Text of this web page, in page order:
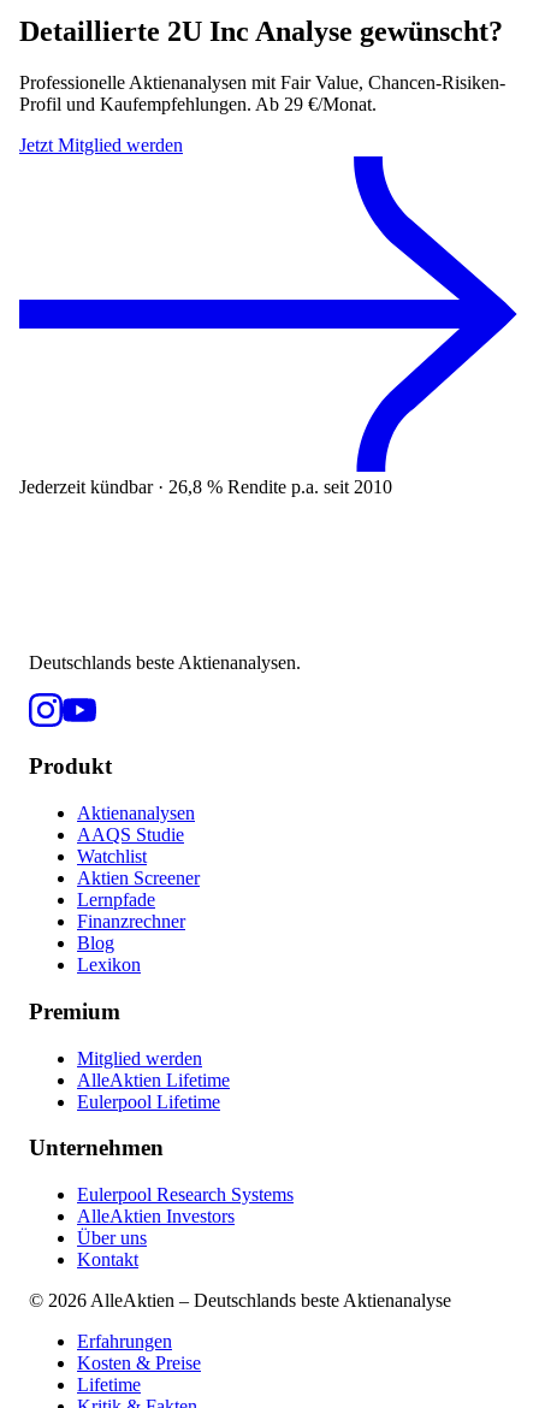
Detaillierte 2U Inc Analyse gewünscht?
Professionelle Aktienanalysen mit Fair Value, Chancen-Risiken-
Profil und Kaufempfehlungen. Ab 29 €/Monat.
Jetzt Mitglied werden
Jederzeit kündbar · 26,8 % Rendite p.a. seit 2010
Deutschlands beste Aktienanalysen.
Produkt
Aktienanalysen
AAQS Studie
Watchlist
Aktien Screener
Lernpfade
Finanzrechner
Blog
Lexikon
Premium
Mitglied werden
AlleAktien Lifetime
Eulerpool Lifetime
Unternehmen
Eulerpool Research Systems
AlleAktien Investors
Über uns
Kontakt
© 2026 AlleAktien – Deutschlands beste Aktienanalyse
Erfahrungen
Kosten & Preise
Lifetime